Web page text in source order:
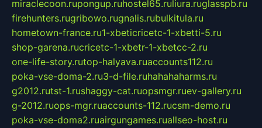
miraclecoon.rupongup.ruhostel65.ruliura.ruglasspb.ru
firehunters.rugribowo.rugnalis.rubulkitula.ru
hometown-france.ru1-xbeticricetc-1-xbetti-5.ru
shop-garena.rucricetc-1-xbetr-1-xbetcc-2.ru
one-life-story.rutop-halyava.ruaccounts112.ru
poka-vse-doma-2.ru3-d-file.ruhahahaharms.ru
g2012.rutst-1.rushaggy-cat.ruopsmgr.ruev-gallery.ru
g-2012.ruops-mgr.ruaccounts-112.rucsm-demo.ru
poka-vse-doma2.ruairgungames.ruallseo-host.ru